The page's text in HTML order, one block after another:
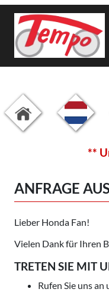
**
ANFRAGE
Lieber Honda Fan!
Vielen Dank für Ihren
TRETEN SIE MIT
Rufen Sie uns an